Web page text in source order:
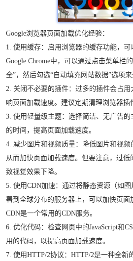
Google浏览器页面加载优化经验：
1. 使用缓存：启用浏览器的缓存功能，
Google Chrome中，可以通过点击菜单栏
全”，然后勾选“自动填充网站数据”选项来
2. 关闭不必要的插件：过多的插件会占用
响页面加载速度。建议定期清理浏览器插
3. 使用轻量级主题：选择简洁、无广告
的时间，提高页面加载速度。
4. 减少图片和视频质量：降低图片和视频
从而加快页面加载速度。但要注意，过
致视觉效果下降。
5. 使用CDN加速：通过将静态资源（如图
署到全球分布的服务器上，可以加快页面
CDN是一个常用的CDN服务。
6. 优化代码：检查网页中的JavaScript和
用的代码，以提高页面加载速度。
7. 使用HTTP/2协议：HTTP/2是一种全新